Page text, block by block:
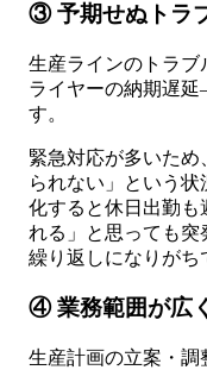
③ 予期せぬトラ
生産ラインのトラブ
ライヤーの納期遅
す。
緊急対応が多いた
られない」という
化すると休日出勤も
れる」と思っても突
繰り返しになりがち
④ 業務範囲が広
生産計画の立案・調